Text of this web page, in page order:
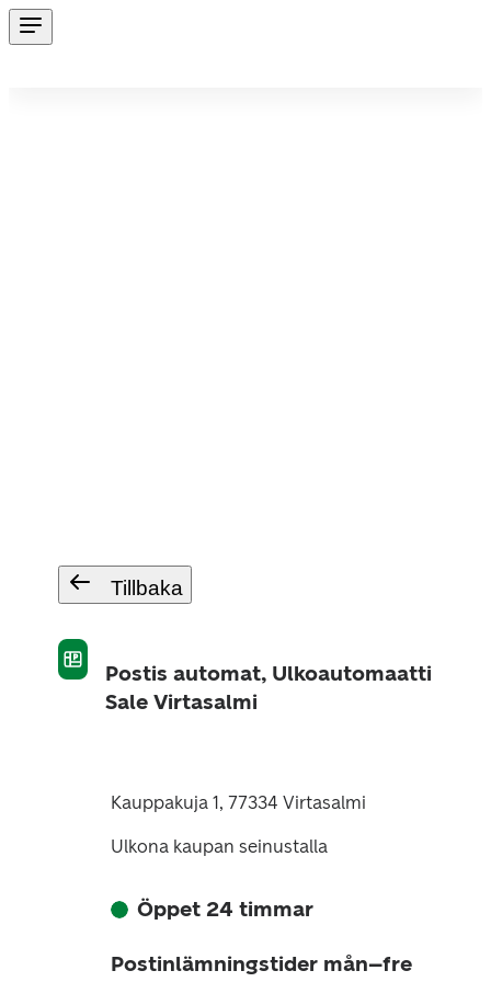
Tillbaka
Postis automat, Ulkoautomaatti
Sale Virtasalmi
Kauppakuja 1, 77334 Virtasalmi
Ulkona kaupan seinustalla
Öppet 24 timmar
Postinlämningstider mån–fre